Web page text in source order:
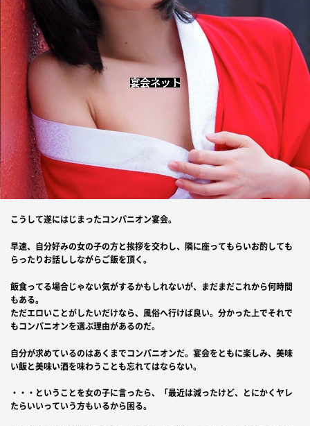
こうして遂にはじまったコンパニオン宴会。
早速、自分好みの女の子の方と挨拶を交わし、隣に座ってもらいお酌しても
らったりお話ししながらご飯を頂く。
飯食ってる場合じゃない気がするかもしれないが、まだまだこれから何時間
もある。
ただエロいことがしたいだけなら、風俗へ行けば良い。分かった上でそれで
もコンパニオンを選ぶ理由があるのだ。
自分が求めているのはあくまでコンパニオンだ。宴会をともに楽しみ、美味
い飯と美味い酒を味わうことも忘れてはならない。
・・・ということを女の子に言ったら、「最近は減ったけど、とにかくヤレ
たらいいっていう方もいるから困る。